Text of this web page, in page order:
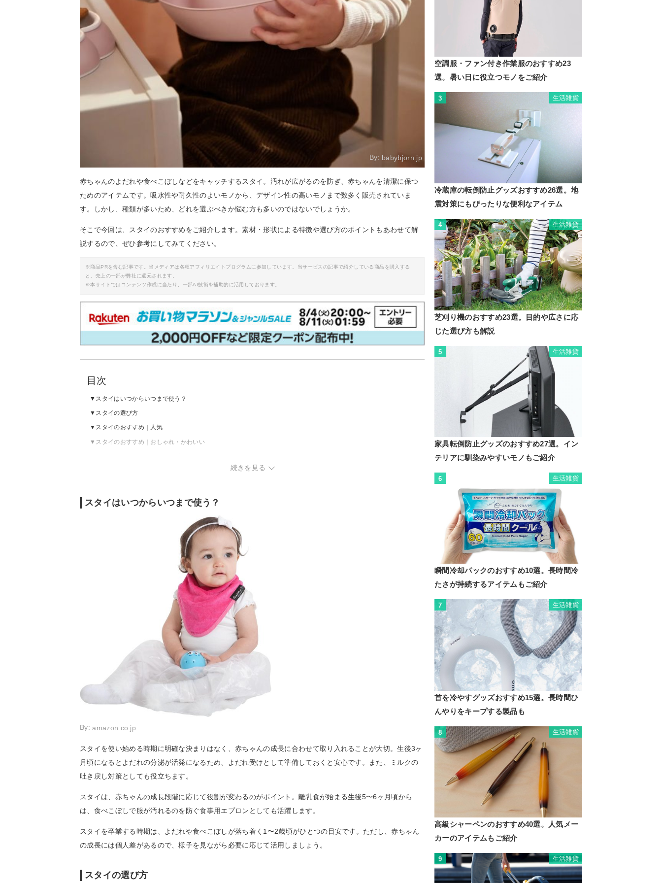
By: babybjorn.jp
赤ちゃんのよだれや食べこぼしなどをキャッチするスタイ。汚れが広がるのを防ぎ、赤ちゃんを清潔に保つ
ためのアイテムです。吸水性や耐久性のよいモノから、デザイン性の高いモノまで数多く販売されていま
す。しかし、種類が多いため、どれを選ぶべきか悩む方も多いのではないでしょうか。
そこで今回は、スタイのおすすめをご紹介します。素材・形状による特徴や選び方のポイントもあわせて解
説するので、ぜひ参考にしてみてください。
※商品PRを含む記事です。当メディアは各種アフィリエイトプログラムに参加しています。当サービスの記事で紹介している商品を購入する
と、売上の一部が弊社に還元されます。
※本サイトではコンテンツ作成に当たり、一部AI技術を補助的に活用しております。
目次
スタイはいつからいつまで使う？
スタイの選び方
スタイのおすすめ｜人気
スタイのおすすめ｜おしゃれ・かわいい
スタイのAmazon・楽天市場ランキングをチェック続きを見る
スタイはいつからいつまで使う？
By:amazon.co.jp
スタイを使い始める時期に明確な決まりはなく、赤ちゃんの成長に合わせて取り入れることが大切。生後3ヶ
月頃になるとよだれの分泌が活発になるため、よだれ受けとして準備しておくと安心です。また、ミルクの
吐き戻し対策としても役立ちます。
スタイは、赤ちゃんの成長段階に応じて役割が変わるのがポイント。離乳食が始まる生後5〜6ヶ月頃から
は、食べこぼしで服が汚れるのを防ぐ食事用エプロンとしても活躍します。
スタイを卒業する時期は、よだれや食べこぼしが落ち着く1〜2歳頃がひとつの目安です。ただし、赤ちゃん
の成長には個人差があるので、様子を見ながら必要に応じて活用しましょう。
スタイの選び方
空調服・ファン付き作業服のおすすめ23
選。暑い日に役立つモノをご紹介
3 生活雑貨
冷蔵庫の転倒防止グッズおすすめ26選。地
震対策にもぴったりな便利なアイテム
4 生活雑貨
芝刈り機のおすすめ23選。目的や広さに応
じた選び方も解説
5 生活雑貨
家具転倒防止グッズのおすすめ27選。イン
テリアに馴染みやすいモノもご紹介
6 生活雑貨
瞬間冷却パックのおすすめ10選。長時間冷
たさが持続するアイテムもご紹介
7 生活雑貨
首を冷やすグッズおすすめ15選。長時間ひ
んやりをキープする製品も
8 生活雑貨
高級シャーペンのおすすめ40選。人気メー
カーのアイテムもご紹介
9 生活雑貨